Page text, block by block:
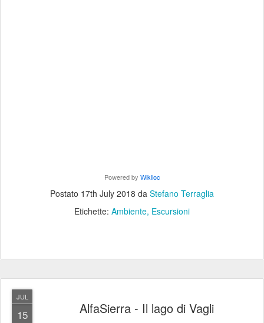
Powered by Wikiloc
Postato 17th July 2018 da Stefano Terraglia
Etichette: Ambiente Escursioni
JUL
15 AlfaSierra - Il lago di Vagli